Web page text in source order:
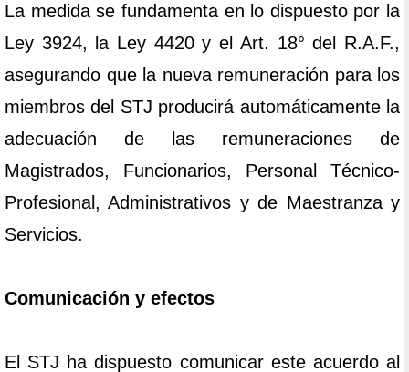
La medida se fundamenta en lo dispuesto por la
Ley 3924, la Ley 4420 y el Art. 18° del R.A.F.,
asegurando que la nueva remuneración para los
miembros del STJ producirá automáticamente la
adecuación de las remuneraciones de
Magistrados, Funcionarios, Personal Técnico-
Profesional, Administrativos y de Maestranza y
Servicios.
Comunicación y efectos
El STJ ha dispuesto comunicar este acuerdo al